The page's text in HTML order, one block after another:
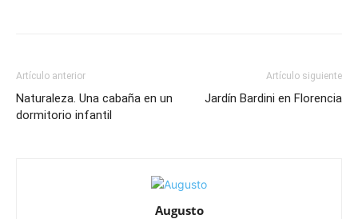
Artículo anterior
Naturaleza. Una cabaña en un
dormitorio infantil
Artículo siguiente
Jardín Bardini en Florencia
Augusto